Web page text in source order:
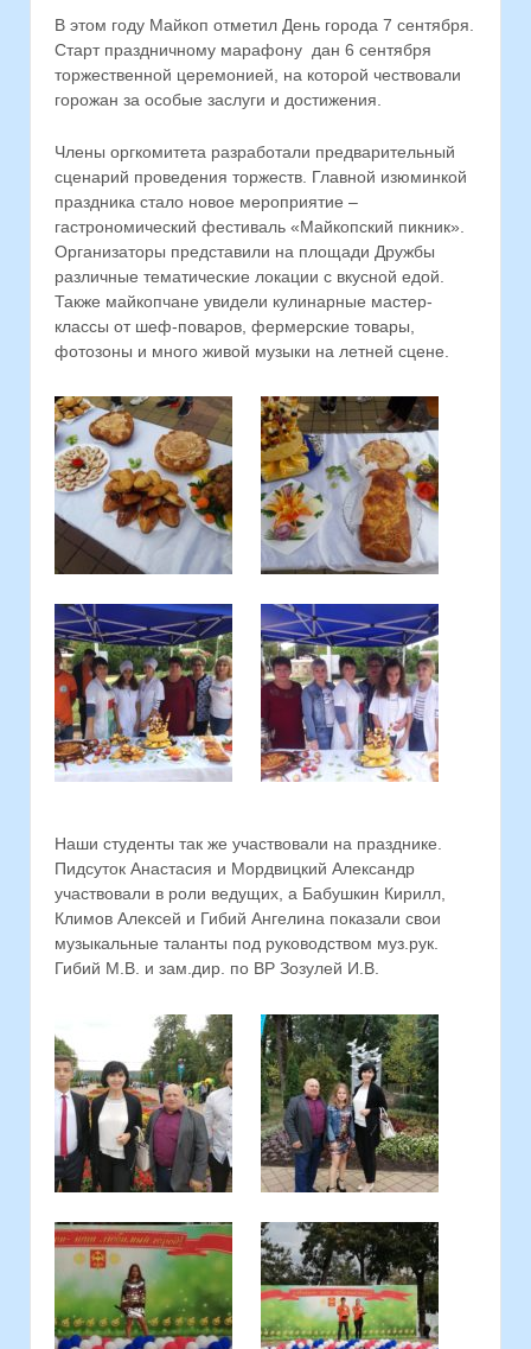
В этом году Майкоп отметил День города 7 сентября.
Старт праздничному марафону дан 6 сентября
торжественной церемонией, на которой чествовали
горожан за особые заслуги и достижения.
Члены оргкомитета разработали предварительный
сценарий проведения торжеств. Главной изюминкой
праздника стало новое мероприятие –
гастрономический фестиваль «Майкопский пикник».
Организаторы представили на площади Дружбы
различные тематические локации с вкусной едой.
Также майкопчане увидели кулинарные мастер-
классы от шеф-поваров, фермерские товары,
фотозоны и много живой музыки на летней сцене.
Наши студенты так же участвовали на празднике.
Пидсуток Анастасия и Мордвицкий Александр
участвовали в роли ведущих, а Бабушкин Кирилл,
Климов Алексей и Гибий Ангелина показали свои
музыкальные таланты под руководством муз.рук.
Гибий М.В. и зам.дир. по ВР Зозулей И.В.